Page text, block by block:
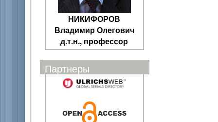
НИКИФОРОВ
Владимир Олегович
д.т.н., профессор
Партнеры